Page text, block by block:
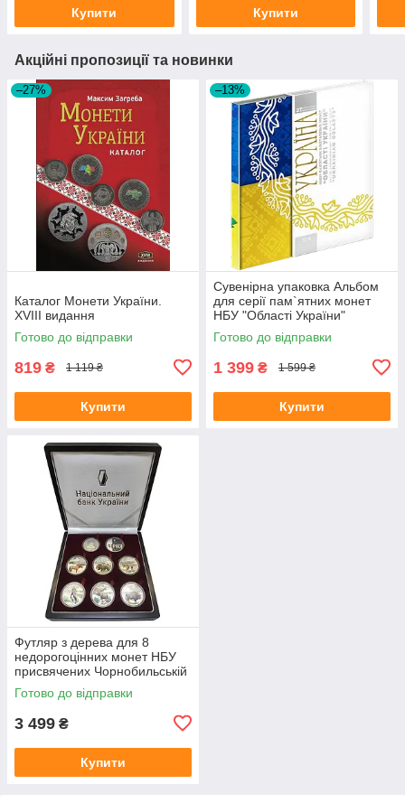
Купити Купити
Акційні пропозиції та новинки
–27%
Каталог Монети України.
XVІІІ видання
Готово до відправки
819 ₴ 1 119 ₴
Купити
–13%
Сувенірна упаковка Альбом
для серії пам`ятних монет
НБУ "Області України"
Готово до відправки
1 399 ₴ 1 599 ₴
Купити
Футляр з дерева для 8
недорогоцінних монет НБУ
присвячених Чорнобильській
катастрофі
Готово до відправки
3 499 ₴
Купити